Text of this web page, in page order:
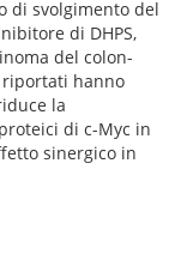
di svolgimento del
di DHPS,
del colon-
riportati hanno
la
di c-Myc in
sinergico in